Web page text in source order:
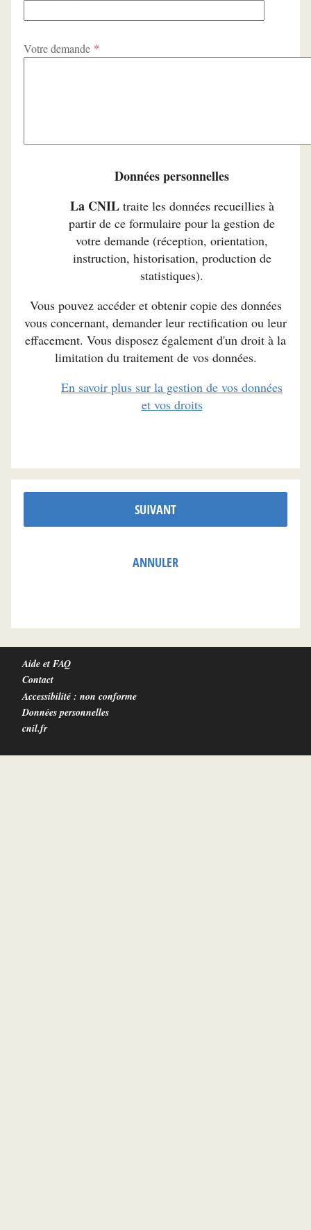
Votre demande *
Données personnelles
La CNILtraite les données recueillies à
partir de ce formulaire pour la gestion de
votre demande (réception, orientation,
instruction, historisation, production de
statistiques).
Vous pouvez accéder et obtenir copie des données
vous concernant, demander leur rectification ou leur
effacement. Vous disposez également d'un droit à la
limitation du traitement de vos données.
En savoir plus sur la gestion de vos données
et vos droits
SUIVANT
ANNULER
Aide et FAQ
Contact
Accessibilité : non conforme
Données personnelles
cnil.fr